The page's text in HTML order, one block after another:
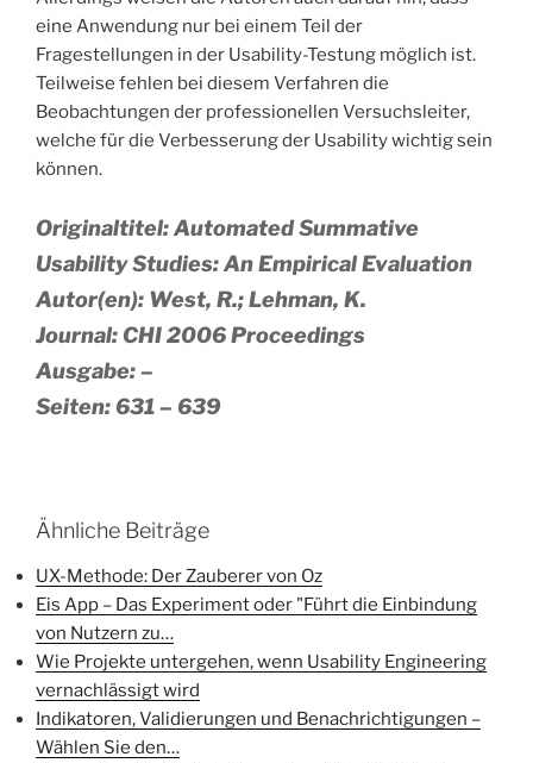
eine Anwendung nur bei einem Teil der
Fragestellungen in der Usability-Testung möglich ist.
Teilweise fehlen bei diesem Verfahren die
Beobachtungen der professionellen Versuchsleiter,
welche für die Verbesserung der Usability wichtig sein
können.
Originaltitel: Automated Summative
Usability Studies: An Empirical Evaluation
Autor(en): West, R.; Lehman, K.
Journal: CHI 2006 Proceedings
Ausgabe: –
Seiten: 631 – 639
Ähnliche Beiträge
UX-Methode: Der Zauberer von Oz
Eis App – Das Experiment oder "Führt die Einbindung
von Nutzern zu…
Wie Projekte untergehen, wenn Usability Engineering
vernachlässigt wird
Indikatoren, Validierungen und Benachrichtigungen –
Wählen Sie den…